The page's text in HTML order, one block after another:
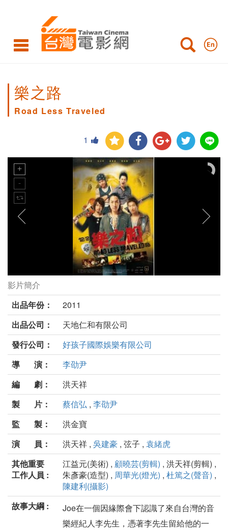
樂之路
Road Less Traveled
1
樂之路劇照
影片簡介
出品年份：
2011
出品公司：
天地仁和有限公司
發行公司：
好孩子國際娛樂有限公司
導 演：
李劭尹
編 劇：
洪天祥
製 片：
蔡信弘 , 李劭尹
監 製：
洪金寶
演 員：
洪天祥 , 吳建豪 , 弦子 , 袁緒虎
其他重要
工作人員 :
江益元(美術) , 顧曉芸(剪輯) , 洪天祥(剪輯) ,
朱彥豪(造型) , 周華光(燈光) , 杜篤之(聲音) ,
陳建利(攝影)
故事大綱 :
Joe在一個因緣際會下認識了來自台灣的音
樂經紀人李先生，憑著李先生留給他的一